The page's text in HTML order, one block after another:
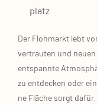
platz
Der Floh­markt lebt
ver­trau­ten und
ent­spann­te
zu ent­de­cken oder
ne Flä­che sorgt